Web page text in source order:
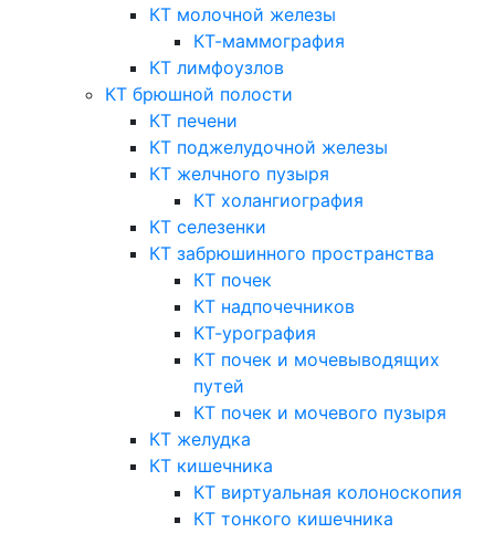
КТ молочной железы
КТ-маммография
КТ лимфоузлов
КТ брюшной полости
КТ печени
КТ поджелудочной железы
КТ желчного пузыря
КТ холангиография
КТ селезенки
КТ забрюшинного пространства
КТ почек
КТ надпочечников
КТ-урография
КТ почек и мочевыводящих
путей
КТ почек и мочевого пузыря
КТ желудка
КТ кишечника
КТ виртуальная колоноскопия
КТ тонкого кишечника